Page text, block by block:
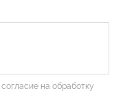
на обработку